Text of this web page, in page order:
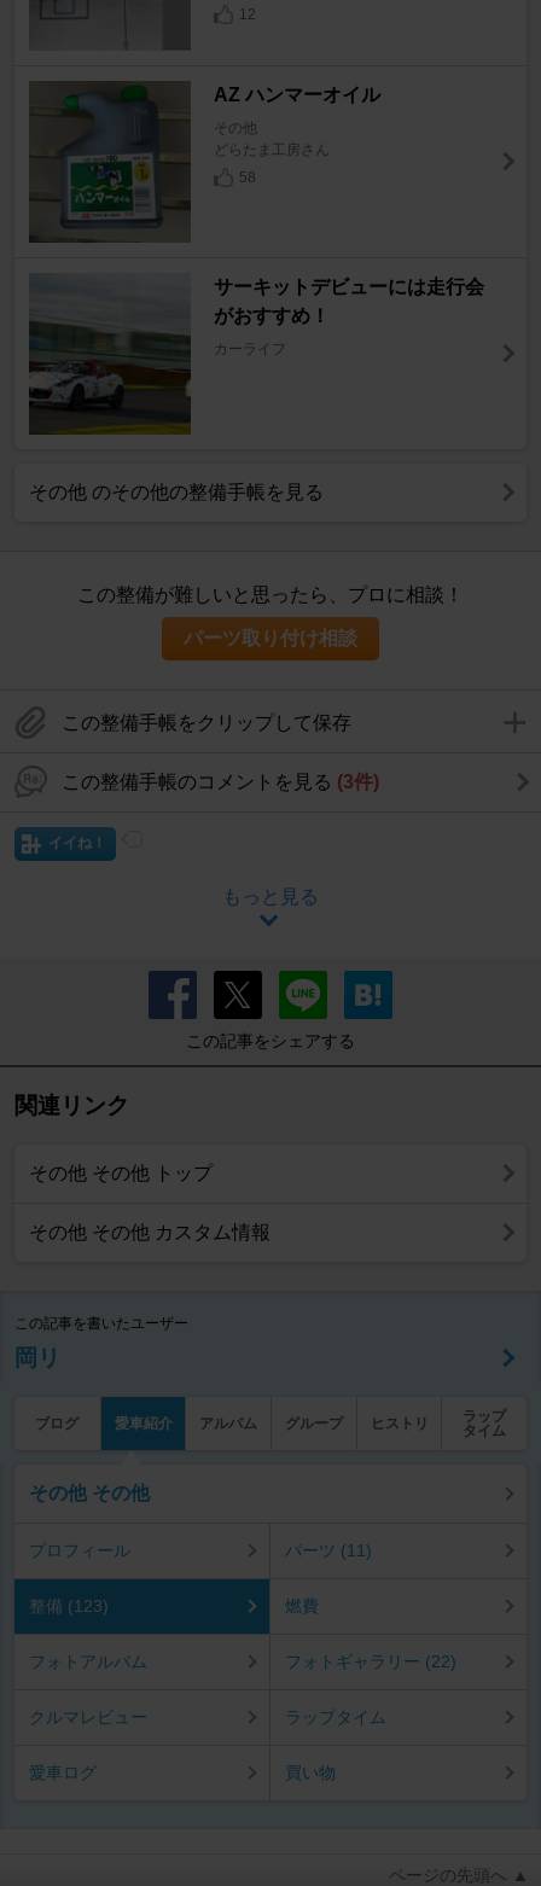
12
AZ ハンマーオイル
その他
どらたま工房さん
58
サーキットデビューには走行会
がおすすめ！
カーライフ
その他 のその他の整備手帳を見る
この整備が難しいと思ったら、プロに相談！
パーツ取り付け相談
この整備手帳をクリップして保存
この整備手帳のコメントを見る (3件)
イイね！
もっと見る
この記事をシェアする
関連リンク
その他 その他 トップ
その他 その他 カスタム情報
この記事を書いたユーザー
岡リ
ブログ 愛車紹介 アルバム グループ ヒストリ
ラップ
タイム
その他 その他
プロフィール パーツ (11)
整備 (123) 燃費
フォトアルバム フォトギャラリー (22)
クルマレビュー ラップタイム
愛車ログ 買い物
ページの先頭へ ▲